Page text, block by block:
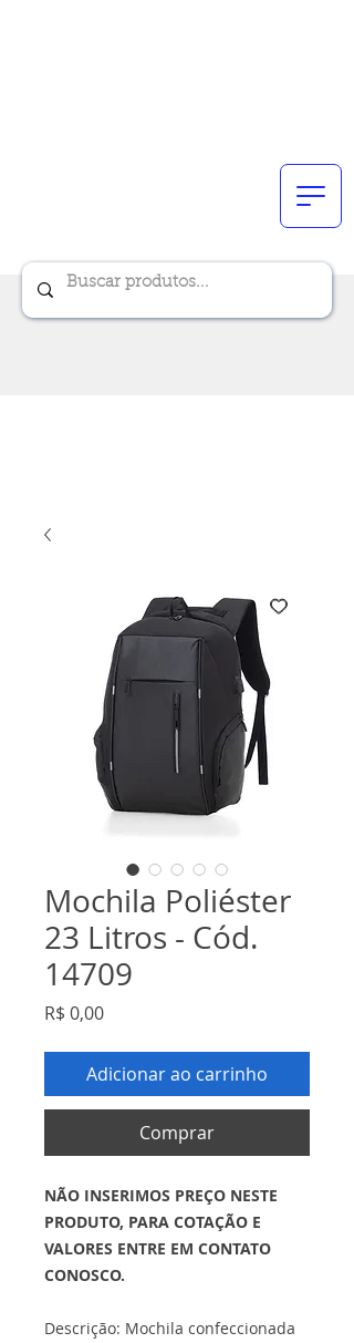
Mochila Poliéster
23 Litros - Cód.
14709
R$ 0,00Preço
Adicionar ao carrinho
Comprar
NÃO INSERIMOS PREÇO NESTE
PRODUTO, PARA COTAÇÃO E
VALORES ENTRE EM CONTATO
CONOSCO.
Descrição: Mochila confeccionada